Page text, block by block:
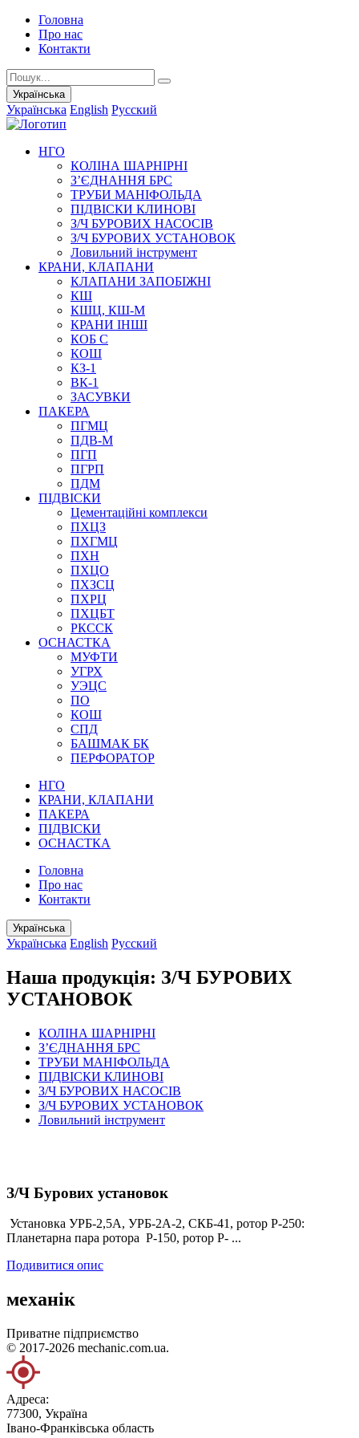
Головна
Про нас
Контакти
Українська
Українська English Русский
НГО
КОЛІНА ШАРНІРНІ
З’ЄДНАННЯ БРС
ТРУБИ МАНІФОЛЬДА
ПІДВІСКИ КЛИНОВІ
З/Ч БУРОВИХ НАСОСІВ
З/Ч БУРОВИХ УСТАНОВОК
Ловильний інструмент
КРАНИ, КЛАПАНИ
КЛАПАНИ ЗАПОБІЖНІ
КШ
КШЦ, КШ-М
КРАНИ ІНШІ
КОБ С
КОШ
КЗ-1
ВК-1
ЗАСУВКИ
ПАКЕРА
ПГМЦ
ПДВ-М
ПГП
ПГРП
ПДМ
ПІДВІСКИ
Цементаційні комплекси
ПХЦЗ
ПХГМЦ
ПХН
ПХЦО
ПХЗСЦ
ПХРЦ
ПХЦБТ
РКССК
ОСНАСТКА
МУФТИ
УГРХ
УЭЦС
ПО
КОШ
СПД
БАШМАК БК
ПЕРФОРАТОР
НГО
КРАНИ, КЛАПАНИ
ПАКЕРА
ПІДВІСКИ
ОСНАСТКА
Головна
Про нас
Контакти
Українська
Українська English Русский
Наша продукція: З/Ч БУРОВИХ
УСТАНОВОК
КОЛІНА ШАРНІРНІ
З’ЄДНАННЯ БРС
ТРУБИ МАНІФОЛЬДА
ПІДВІСКИ КЛИНОВІ
З/Ч БУРОВИХ НАСОСІВ
З/Ч БУРОВИХ УСТАНОВОК
Ловильний інструмент
З/Ч Бурових установок
Установка УРБ-2,5А, УРБ-2А-2, СКБ-41, ротор Р-250:
Планетарна пара ротора Р-150, ротор Р- ...
Подивитися опис
механік
Приватне підприємство
© 2017-2026 mechanic.com.ua.
Адреса:
77300, Україна
Івано-Франківська область